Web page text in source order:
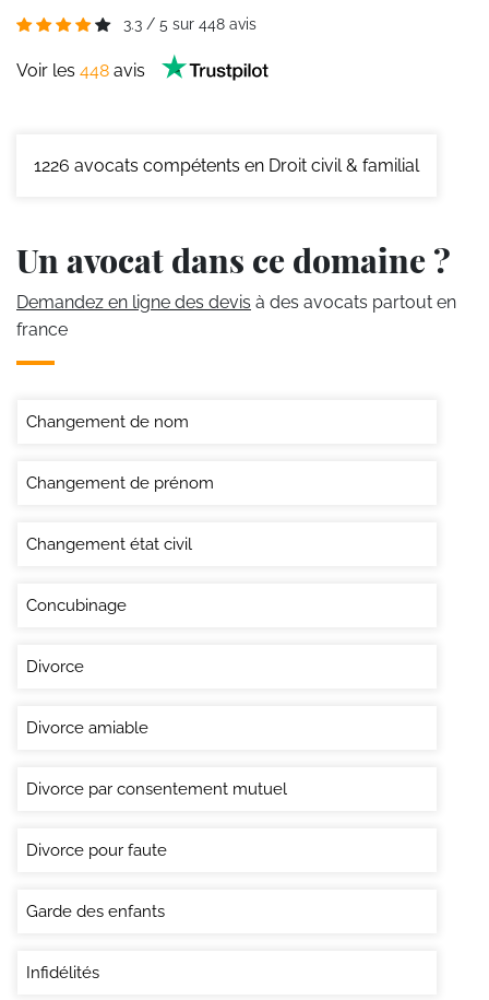
3.3 / 5 sur 448 avis
Voir les 448 avis
1226 avocats compétents en Droit civil & familial
Un avocat dans ce domaine ?
Demandez en ligne des devis à des avocats partout en
france
Changement de nom
Changement de prénom
Changement état civil
Concubinage
Divorce
Divorce amiable
Divorce par consentement mutuel
Divorce pour faute
Garde des enfants
Infidélités